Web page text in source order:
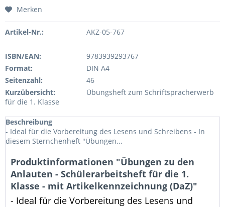
Merken
Artikel-Nr.: AKZ-05-767
ISBN/EAN:
9783939293767
Format:
DIN A4
Seitenzahl:
46
Kurzübersicht:
Übungsheft zum Schriftspracherwerb
für die 1. Klasse
Beschreibung
- Ideal für die Vorbereitung des Lesens und Schreibens - In
diesem Sternchenheft "Übungen...
Produktinformationen "Übungen zu den
Anlauten - Schülerarbeitsheft für die 1.
Klasse - mit Artikelkennzeichnung (DaZ)"
- Ideal für die Vorbereitung des Lesens und